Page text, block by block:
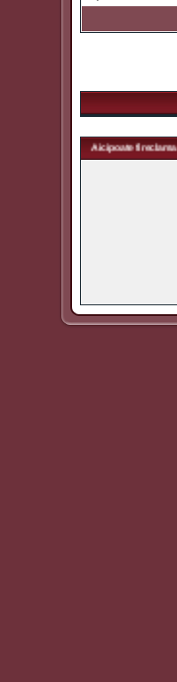
| Aici poate fi reclama